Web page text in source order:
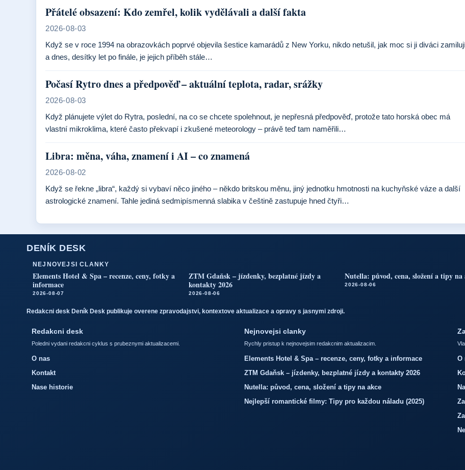
Přátelé obsazení: Kdo zemřel, kolik vydělávali a další fakta
2026-08-03
Když se v roce 1994 na obrazovkách poprvé objevila šestice kamarádů z New Yorku, nikdo netušil, jak moc si ji diváci
a dnes, desítky let po finále, je jejich příběh stále…
Počasí Rytro dnes a předpověď – aktuální teplota, radar, srážky
2026-08-03
Když plánujete výlet do Rytra, poslední, na co se chcete spolehnout, je nepřesná předpověď, protože tato horská obec má
vlastní mikroklima, které často překvapí i zkušené meteorology – právě teď tam naměřili…
Libra: měna, váha, znamení i AI – co znamená
2026-08-02
Když se řekne „libra“, každý si vybaví něco jiného – někdo britskou měnu, jiný jednotku hmotnosti na kuchyňské váze a další
astrologické znamení. Tahle jediná sedmipísmenná slabika v češtině zastupuje hned čtyři…
DENÍK DESK
NEJNOVEJSI CLANKY
Elements Hotel & Spa – recenze, ceny, fotky a
informace
2026-08-07
ZTM Gdaňsk – jízdenky, bezplatné jízdy a
kontakty 2026
2026-08-06
Nutella: původ, cena, složení a tipy na
2026-08-06
Redakcni desk Deník Desk publikuje overene zpravodajstvi, kontextove aktualizace a opravy s jasnymi zdroji.
Redakcni desk
Poledni vydani redakcni cyklus s prubeznymi aktualizacemi.
O nas
Kontakt
Nase historie
Nejnovejsi clanky
Rychly pristup k nejnovejsim redakcnim aktualizacim.
Elements Hotel & Spa – recenze, ceny, fotky a informace
ZTM Gdaňsk – jízdenky, bezplatné jízdy a kontakty 2026
Nutella: původ, cena, složení a tipy na akce
Nejlepší romantické filmy: Tipy pro každou náladu (2025)
O